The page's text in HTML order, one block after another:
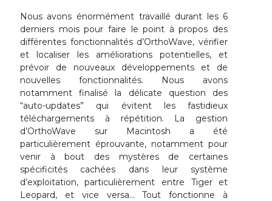
Nous avons énormément travaillé durant les 6
derniers mois pour faire le point à propos des
différentes fonctionnalités d’OrthoWave, vérifier
et localiser les améliorations potentielles, et
prévoir de nouveaux développements et de
nouvelles fonctionnalités. Nous avons
notamment finalisé la délicate question des
“auto-updates” qui évitent les fastidieux
téléchargements à répétition. La gestion
d’OrthoWave sur Macintosh a été
particulièrement éprouvante, notamment pour
venir à bout des mystères de certaines
spécificités cachées dans leur système
d’exploitation, particulièrement entre Tiger et
Leopard, et vice versa… Tout fonctionne à